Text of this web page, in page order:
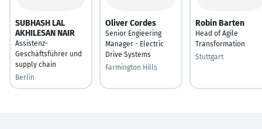
SUBHASH LAL
AKHILESAN NAIR
Assistenz-
Geschäftsführer und
supply chain
Berlin
Oliver Cordes
Senior Engieering
Manager - Electric
Drive Systems
Farmington Hills
Robin Barten
Head of Agile
Transformation
Stuttgart